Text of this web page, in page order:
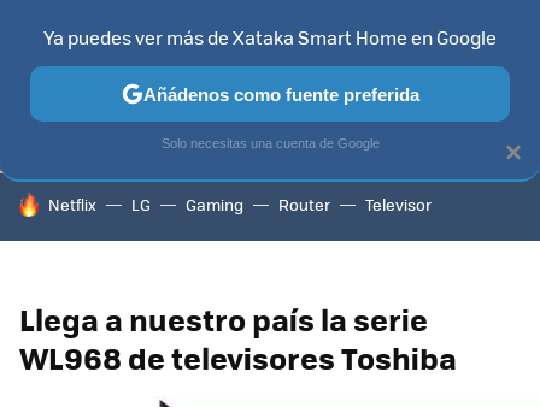
TELEVISORES CONTENIDOS SMART TV SELECCIÓN
HOY SE HABLA DE
Netflix LG Gaming Router Televisor
Llega a nuestro país la serie
WL968 de televisores Toshiba
×
Ya puedes ver más de Xataka Smart Home en Google
Añádenos como fuente preferida
Solo necesitas una cuenta de Google